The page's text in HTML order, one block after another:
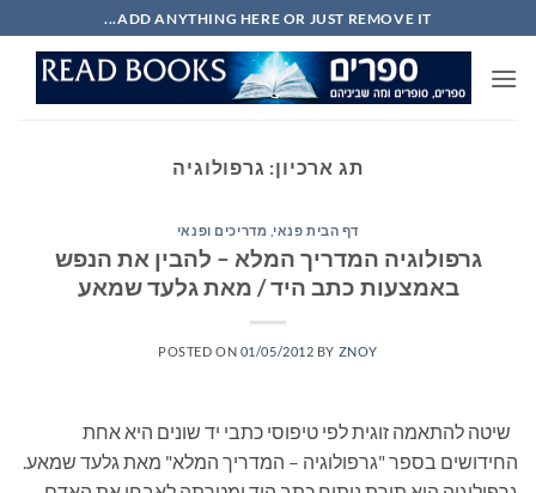
to
content
ADD ANYTHING HERE OR JUST REMOVE IT...
תג ארכיון: גרפולוגיה
דף הבית פנאי מדריכים ופנאי
גרפולוגיה המדריך המלא – להבין את הנפש
באמצעות כתב היד / מאת גלעד שמאע
POSTED ON 01/05/2012 BY ZNOY
שיטה להתאמה זוגית לפי טיפוסי כתבי יד שונים היא אחת
החידושים בספר "גרפולוגיה – המדריך המלא" מאת גלעד שמאע.